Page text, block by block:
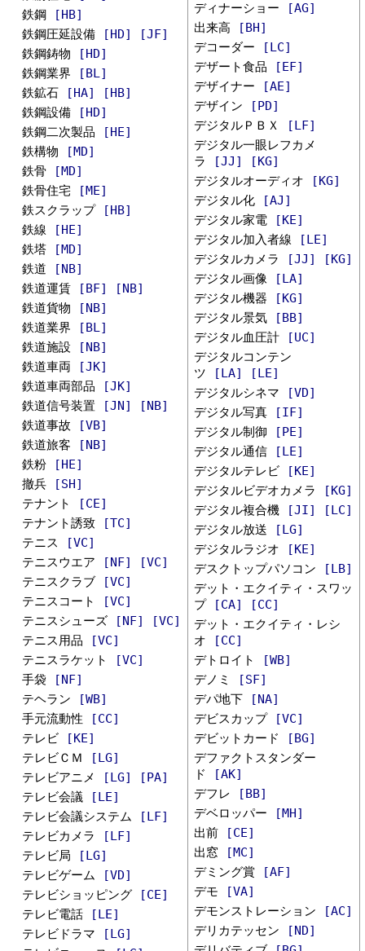
鉄鋼
[HB]
鉄鋼圧延設備
[HD]
[JF]
鉄鋼鋳物
[HD]
鉄鋼業界
[BL]
鉄鉱石
[HA]
[HB]
鉄鋼設備
[HD]
鉄鋼二次製品
[HE]
鉄構物
[MD]
鉄骨
[MD]
鉄骨住宅
[ME]
鉄スクラップ
[HB]
鉄線
[HE]
鉄塔
[MD]
鉄道
[NB]
鉄道運賃
[BF]
[NB]
鉄道貨物
[NB]
鉄道業界
[BL]
鉄道施設
[NB]
鉄道車両
[JK]
鉄道車両部品
[JK]
鉄道信号装置
[JN]
[NB]
鉄道事故
[VB]
鉄道旅客
[NB]
鉄粉
[HE]
撤兵
[SH]
テナント
[CE]
テナント誘致
[TC]
テニス
[VC]
テニスウエア
[NF]
[VC]
テニスクラブ
[VC]
テニスコート
[VC]
テニスシューズ
[NF]
[VC]
テニス用品
[VC]
テニスラケット
[VC]
手袋
[NF]
テヘラン
[WB]
手元流動性
[CC]
テレビ
[KE]
テレビＣＭ
[LG]
テレビアニメ
[LG]
[PA]
テレビ会議
[LE]
テレビ会議システム
[LF]
テレビカメラ
[LF]
テレビ局
[LG]
テレビゲーム
[VD]
テレビショッピング
[CE]
テレビ電話
[LE]
テレビドラマ
[LG]
ディナーショー
[AG]
出来高
[BH]
デコーダー
[LC]
デザート食品
[EF]
デザイナー
[AE]
デザイン
[PD]
デジタルＰＢＸ
[LF]
デジタル一眼レフカメ
ラ
[JJ]
[KG]
デジタルオーディオ
[KG]
デジタル化
[AJ]
デジタル家電
[KE]
デジタル加入者線
[LE]
デジタルカメラ
[JJ]
[KG]
デジタル画像
[LA]
デジタル機器
[KG]
デジタル景気
[BB]
デジタル血圧計
[UC]
デジタルコンテン
ツ
[LA]
[LE]
デジタルシネマ
[VD]
デジタル写真
[IF]
デジタル制御
[PE]
デジタル通信
[LE]
デジタルテレビ
[KE]
デジタルビデオカメラ
[KG]
デジタル複合機
[JI]
[LC]
デジタル放送
[LG]
デジタルラジオ
[KE]
デスクトップパソコン
[LB]
デット・エクイティ・スワッ
プ
[CA]
[CC]
デット・エクイティ・レシ
オ
[CC]
デトロイト
[WB]
デノミ
[SF]
デパ地下
[NA]
デビスカップ
[VC]
デビットカード
[BG]
デファクトスタンダー
ド
[AK]
デフレ
[BB]
デベロッパー
[MH]
出前
[CE]
出窓
[MC]
デミング賞
[AF]
デモ
[VA]
デモンストレーション
[AC]
デリカテッセン
[ND]